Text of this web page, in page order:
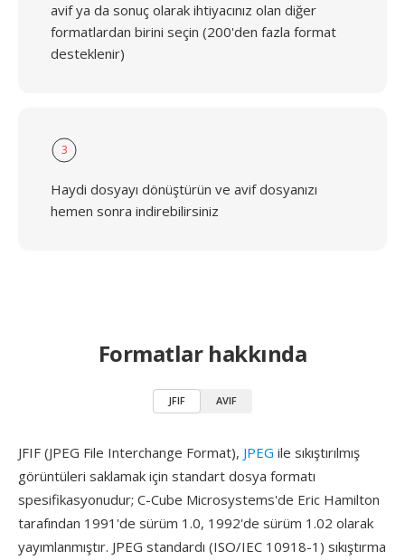
avif ya da sonuç olarak ihtiyacınız olan diğer
formatlardan birini seçin (200'den fazla format
desteklenir)
3
Haydi dosyayı dönüştürün ve avif dosyanızı
hemen sonra indirebilirsiniz
Formatlar hakkında
JFIF AVIF
JFIF (JPEG File Interchange Format), JPEG ile sıkıştırılmış
görüntüleri saklamak için standart dosya formatı
spesifikasyonudur; C-Cube Microsystems'de Eric Hamilton
tarafından 1991'de sürüm 1.0, 1992'de sürüm 1.02 olarak
yayımlanmıştır. JPEG standardı (ISO/IEC 10918-1) sıkıştırma